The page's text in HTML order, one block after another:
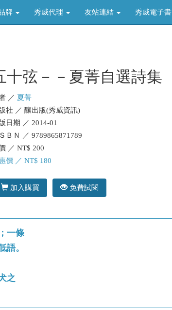
牌 秀威代理 友站連結 秀威電子書
十弦－－夏菁自選詩集
／ 夏菁
社 ／ 釀出版(秀威資訊)
日期 ／ 2014-01
ＳＢＮ ／ 9789865871789
／ NT$ 200
價 ／ NT$ 180
加入購買 免費試閱
一條
語。
之